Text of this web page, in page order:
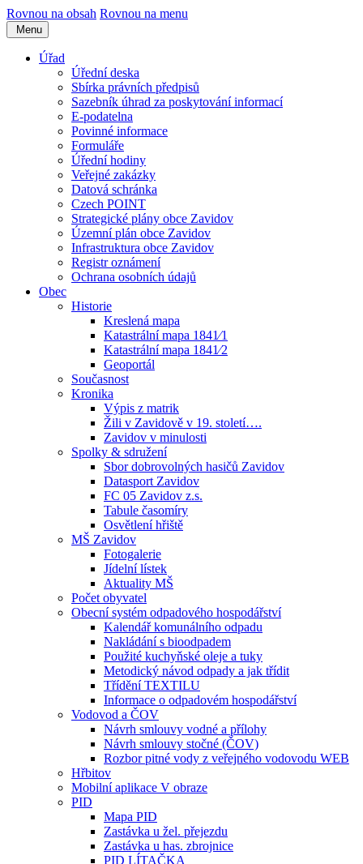
Rovnou na obsah Rovnou na menu
Menu
Úřad
Úřední deska
Sbírka právních předpisů
Sazebník úhrad za poskytování informací
E-podatelna
Povinné informace
Formuláře
Úřední hodiny
Veřejné zakázky
Datová schránka
Czech POINT
Strategické plány obce Zavidov
Územní plán obce Zavidov
Infrastruktura obce Zavidov
Registr oznámení
Ochrana osobních údajů
Obec
Historie
Kreslená mapa
Katastrální mapa 1841⁄1
Katastrální mapa 1841⁄2
Geoportál
Současnost
Kronika
Výpis z matrik
Žili v Zavidově v 19. století….
Zavidov v minulosti
Spolky & sdružení
Sbor dobrovolných hasičů Zavidov
Datasport Zavidov
FC 05 Zavidov z.s.
Tabule časomíry
Osvětlení hřiště
MŠ Zavidov
Fotogalerie
Jídelní lístek
Aktuality MŠ
Počet obyvatel
Obecní systém odpadového hospodářství
Kalendář komunálního odpadu
Nakládání s bioodpadem
Použité kuchyňské oleje a tuky
Metodický návod odpady a jak třídit
Třídění TEXTILU
Informace o odpadovém hospodářství
Vodovod a ČOV
Návrh smlouvy vodné a přílohy
Návrh smlouvy stočné (ČOV)
Rozbor pitné vody z veřejného vodovodu WEB
Hřbitov
Mobilní aplikace V obraze
PID
Mapa PID
Zastávka u žel. přejezdu
Zastávka u has. zbrojnice
PID LÍTAČKA